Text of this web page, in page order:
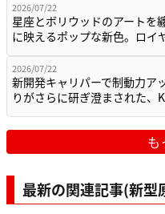
2026/07/22
星座とボリウッドのアートを
に映えるポップな新色。ロイ
2026/07/22
新開発キャリパーで制動力ア
りがさらに研ぎ澄まされた、
も
最新の関連記事(新